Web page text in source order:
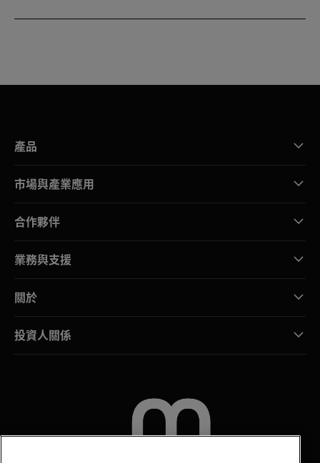
產品
市場與產業應用
合作夥伴
業務與支援
關於
投資人關係